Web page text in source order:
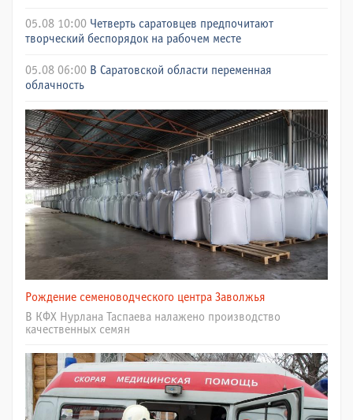
05.08 10:00 Четверть саратовцев предпочитают
творческий беспорядок на рабочем месте
05.08 06:00 В Саратовской области переменная
облачность
Рождение семеноводческого центра Заволжья
В КФХ Нурлана Таспаева налажено производство
качественных семян